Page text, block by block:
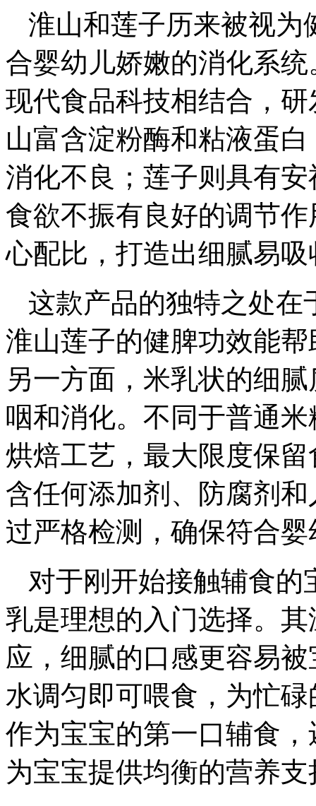
淮山和莲子历来被视为
合婴幼儿娇嫩的消化系
现代食品科技相结合，
山富含淀粉酶和粘液蛋
消化不良；莲子则具有
食欲不振有良好的调节
心配比，打造出细腻易
这款产品的独特之处
淮山莲子的健脾功效能
另一方面，米乳状的细
咽和消化。不同于普通
烘焙工艺，最大限度保
含任何添加剂、防腐剂
过严格检测，确保符合
对于刚开始接触辅食
乳是理想的入门选择。
应，细腻的口感更容易
水调匀即可喂食，为忙
作为宝宝的第一口辅食
为宝宝提供均衡的营养支